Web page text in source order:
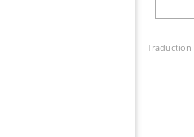
Traduction